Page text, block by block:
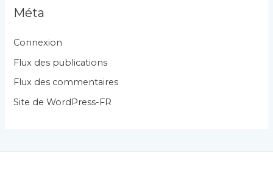
g
r
i
e
Méta
Connexion
Flux des publications
Flux des commentaires
Site de WordPress-FR